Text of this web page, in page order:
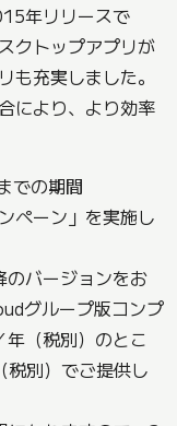
年リリースで
クトップアプリが
も充実しました。
により、より効率
での期間
ペーン」を実施し
バージョンをお
グループ版コンプ
（税別）のとこ
別）でご提供し